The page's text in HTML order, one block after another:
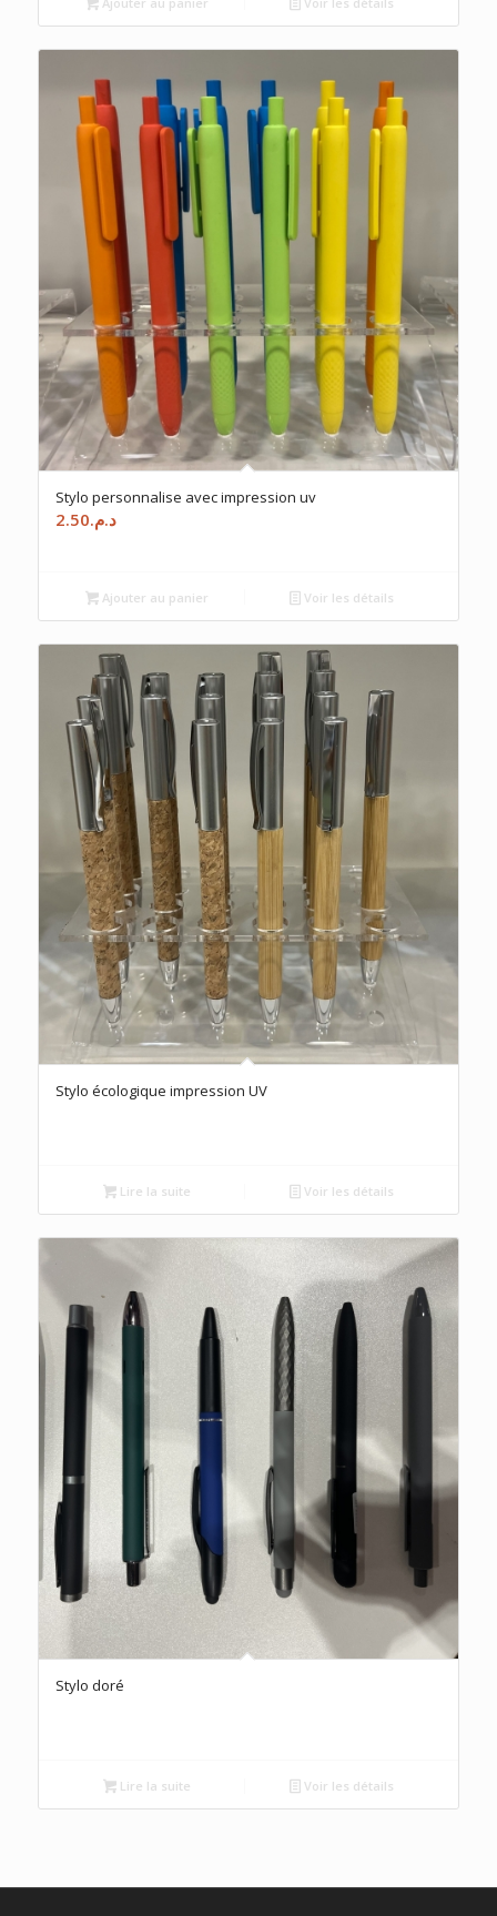
د.م.3.00.
د.م.2.50.
Stylo personnalise avec impression uv
د.م.2.50
Ajouter au panier Voir les détails
Stylo écologique impression UV
Lire la suite Voir les détails
Stylo doré
Lire la suite Voir les détails